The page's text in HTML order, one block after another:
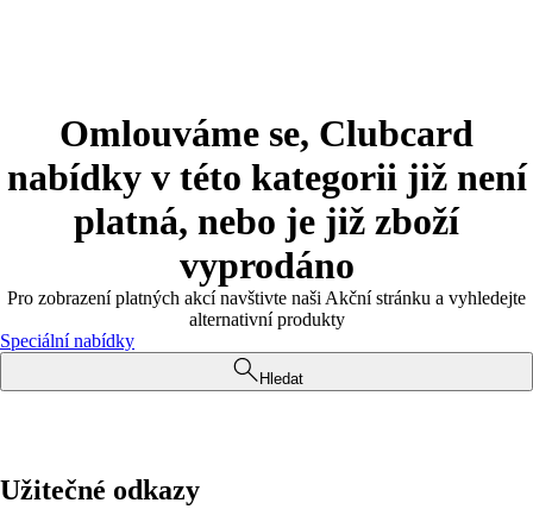
Omlouváme se, Clubcard
nabídky v této kategorii již není
platná, nebo je již zboží
vyprodáno
Pro zobrazení platných akcí navštivte naši Akční stránku a vyhledejte
alternativní produkty
Speciální nabídky
Hledat
Užitečné odkazy